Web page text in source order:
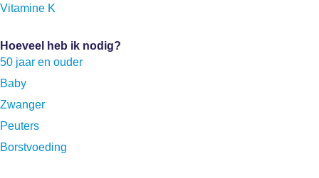
Vitamine K
Hoeveel heb ik nodig?
50 jaar en ouder
Baby
Zwanger
Peuters
Borstvoeding